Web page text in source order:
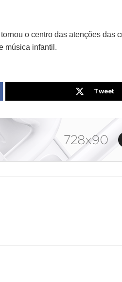
o centro das atenções das
música infantil.
Tweet